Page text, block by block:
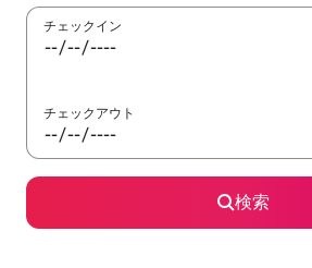
チェックイン
チェックアウト
検索